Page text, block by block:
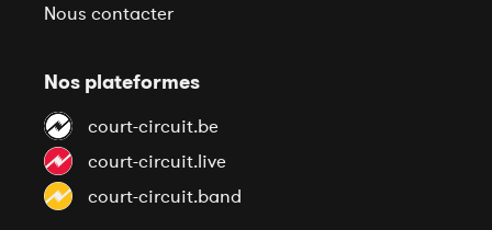
Nous contacter
Nos plateformes
court-circuit.be
court-circuit.live
court-circuit.band